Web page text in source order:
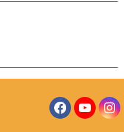
Facebook